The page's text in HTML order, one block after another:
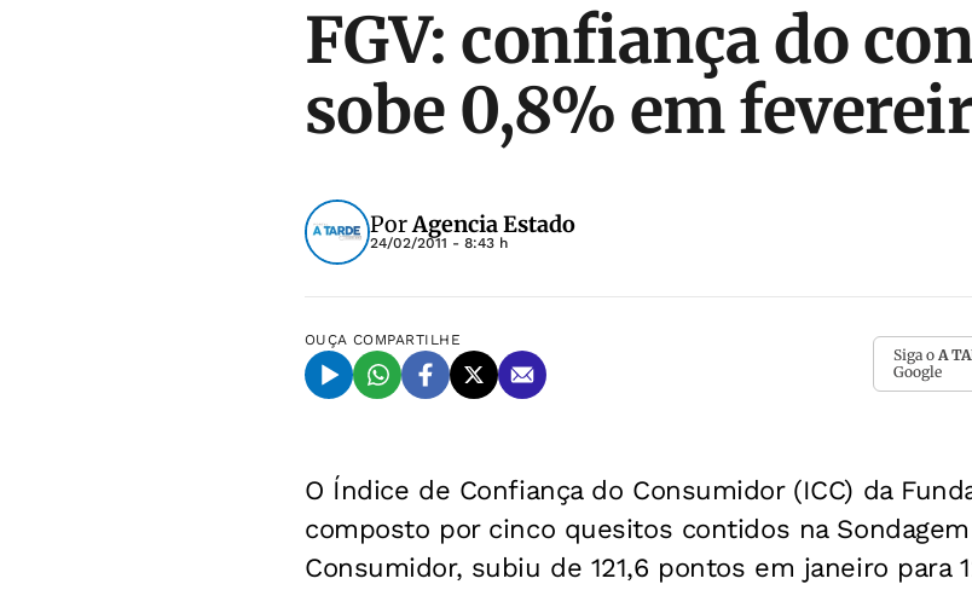
FGV: confiança do
sobe 0,8% em
PorAgencia Estado
24/02/2011 - 8:43 h
OUÇA COMPARTILHE
Siga o A
Google
O Índice de Confiança do Consumidor (ICC) da
composto por cinco quesitos contidos na
Consumidor, subiu de 121,6 pontos em janeiro para